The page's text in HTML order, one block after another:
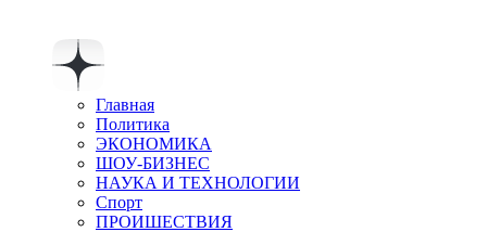
Главная
Политика
ЭКОНОМИКА
ШОУ-БИЗНЕС
НАУКА И ТЕХНОЛОГИИ
Спорт
ПРОИШЕСТВИЯ